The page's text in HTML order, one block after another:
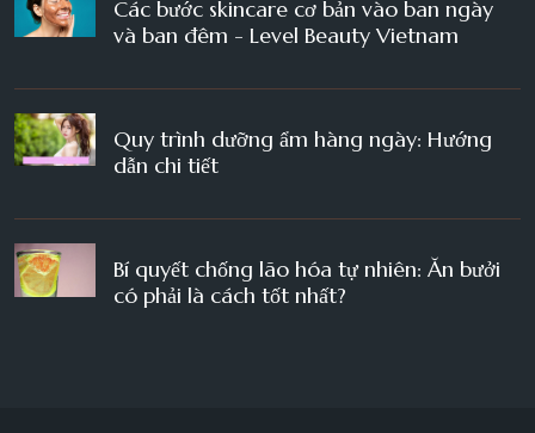
Các bước skincare cơ bản vào ban ngày
và ban đêm - Level Beauty Vietnam
Quy trình dưỡng ẩm hàng ngày: Hướng
dẫn chi tiết
Bí quyết chống lão hóa tự nhiên: Ăn bưởi
có phải là cách tốt nhất?